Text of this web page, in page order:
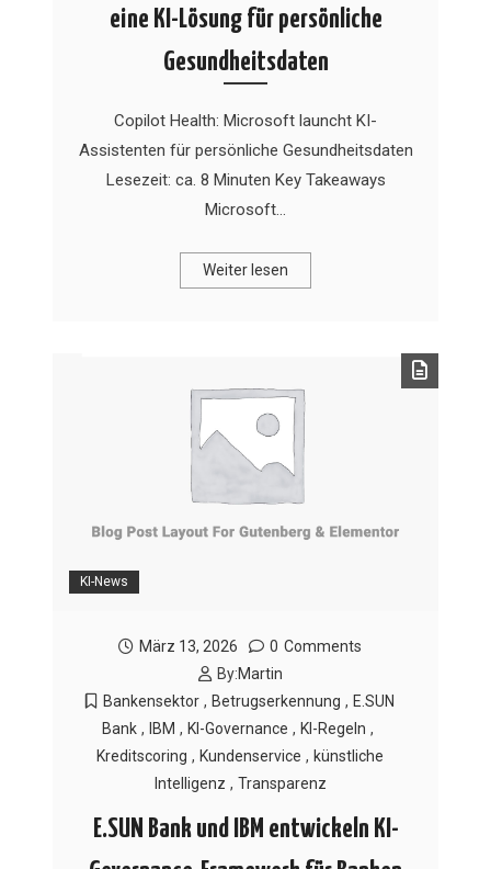
eine KI-Lösung für persönliche
Gesundheitsdaten
Copilot Health: Microsoft launcht KI-
Assistenten für persönliche Gesundheitsdaten
Lesezeit: ca. 8 Minuten Key Takeaways
Microsoft…
Weiter lesen
KI-News
März 13, 2026 0 Comments
By:Martin
Bankensektor , Betrugserkennung , E.SUN
Bank , IBM , KI-Governance , KI-Regeln ,
Kreditscoring , Kundenservice , künstliche
Intelligenz , Transparenz
E.SUN Bank und IBM entwickeln KI-